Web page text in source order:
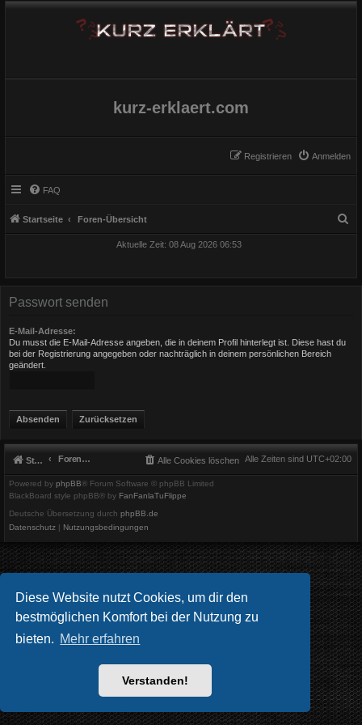
Diese Website nutzt Cookies, um dir den
bestmöglichen Komfort bei der Nutzung zu
bieten. Mehr erfahren
Verstanden!
kurz-erklaert.com
Anmelden
Registrieren
FAQ
Startseite Foren-Übersicht
Aktuelle Zeit: 08 Aug 2026 06:53
Passwort senden
E-Mail-Adresse:
Du musst die E-Mail-Adresse angeben, die in deinem Profil hinterlegt ist. Diese hast du
bei der Registrierung angegeben oder nachträglich in deinem persönlichen Bereich
geändert.
Startseite Foren-Übersicht Alle Zeiten sind UTC+02:00
Alle Cookies löschen
Powered by phpBB® Forum Software © phpBB Limited
BlackBoard style phpBB® by FanFanlaTuFlippe
Deutsche Übersetzung durch phpBB.de
Datenschutz | Nutzungsbedingungen